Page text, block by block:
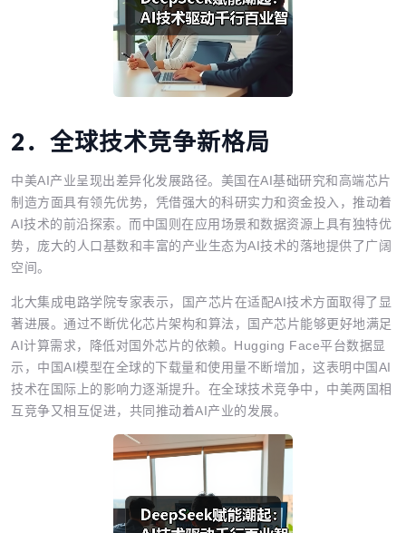
2． 全球技术竞争新格局
中美AI产业呈现出差异化发展路径。美国在AI基础研究和高端芯片
制造方面具有领先优势，凭借强大的科研实力和资金投入，推动着
AI技术的前沿探索。而中国则在应用场景和数据资源上具有独特优
势，庞大的人口基数和丰富的产业生态为AI技术的落地提供了广阔
空间。
北大集成电路学院专家表示，国产芯片在适配AI技术方面取得了显
著进展。通过不断优化芯片架构和算法，国产芯片能够更好地满足
AI计算需求，降低对国外芯片的依赖。Hugging Face平台数据显
示，中国AI模型在全球的下载量和使用量不断增加，这表明中国AI
技术在国际上的影响力逐渐提升。在全球技术竞争中，中美两国相
互竞争又相互促进，共同推动着AI产业的发展。